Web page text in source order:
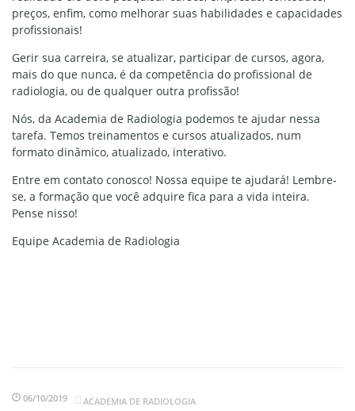
preços, enfim, como melhorar suas habilidades e capacidades
profissionais!
Gerir sua carreira, se atualizar, participar de cursos, agora,
mais do que nunca, é da competência do profissional de
radiologia, ou de qualquer outra profissão!
Nós, da Academia de Radiologia podemos te ajudar nessa
tarefa. Temos treinamentos e cursos atualizados, num
formato dinâmico, atualizado, interativo.
Entre em contato conosco! Nossa equipe te ajudará! Lembre-
se, a formação que você adquire fica para a vida inteira.
Pense nisso!
Equipe Academia de Radiologia
06/10/2019
ACADEMIA DE RADIOLOGIA